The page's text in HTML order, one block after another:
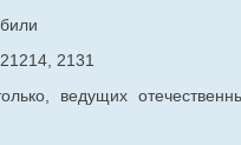
2131
ведущих